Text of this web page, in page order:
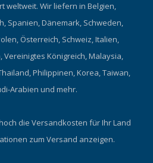
weltweit. Wir liefern in Belgien,
Spanien, Dänemark, Schweden,
Österreich, Schweiz, Italien,
Vereinigtes Königreich, Malaysia,
Philippinen, Korea, Taiwan,
Arabien und mehr.
die Versandkosten für Ihr Land
zum Versand anzeigen.